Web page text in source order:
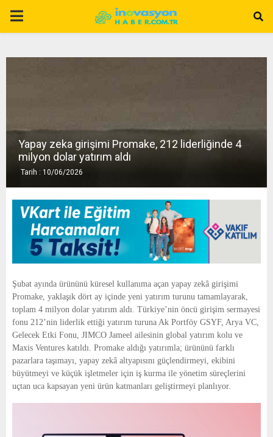
P
A
E
N
U
Yapay zeka girişimi Promake, 212 liderliğinde 4
milyon dolar yatırım aldı
Tarih : 10/06/2026
Şubat ayında ürününü küresel kullanıma açan yapay zekâ girişimi
Promake, yaklaşık dört ay içinde yeni yatırım turunu tamamlayarak,
toplam 4 milyon dolar yatırım aldı. Türkiye’nin öncü girişim sermayesi
fonu 212’nin liderlik ettiği yatırım turuna Ak Portföy GSYF, Arya VC,
Gelecek Etki Fonu, JIMCO Jameel ailesinin global yatırım kolu ve
Maxis Ventures katıldı. Promake aldığı yatırımla; ürününü farklı
pazarlara taşımayı, yapay zekâ altyapısını güçlendirmeyi, ekibini
büyütmeyi ve küçük işletmeler için iş kurma ile yönetim süreçlerini
uçtan uca kapsayan yeni ürün katmanları geliştirmeyi planlıyor.